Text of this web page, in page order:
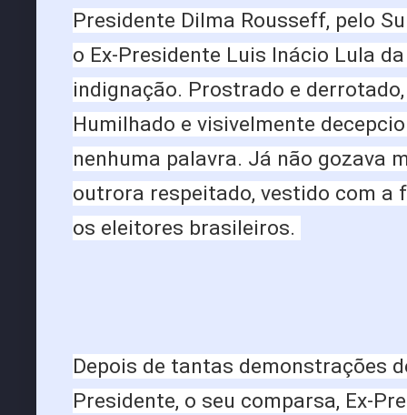
Presidente Dilma Rousseff, pelo
o Ex-Presidente Luis Inácio Lula
indignação. Prostrado e
Humilhado e visivelmente
nenhuma palavra. Já não gozava
outrora respeitado, vestido com a
os eleitores brasileiros.
Depois de tantas demonstrações
Presidente, o seu comparsa, Ex-